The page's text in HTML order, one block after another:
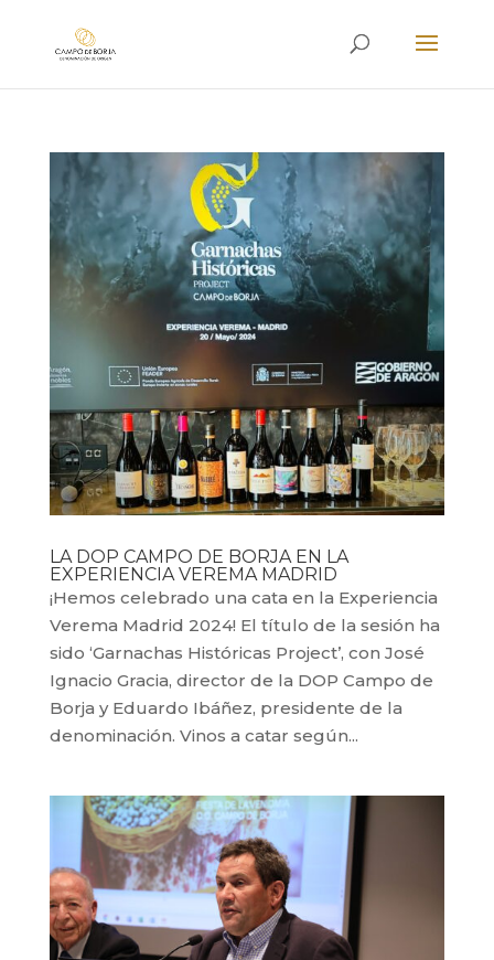
LA DOP CAMPO DE BORJA EN LA
EXPERIENCIA VEREMA MADRID
¡Hemos celebrado una cata en la Experiencia
Verema Madrid 2024! El título de la sesión ha
sido ‘Garnachas Históricas Project’, con José
Ignacio Gracia, director de la DOP Campo de
Borja y Eduardo Ibáñez, presidente de la
denominación. Vinos a catar según...